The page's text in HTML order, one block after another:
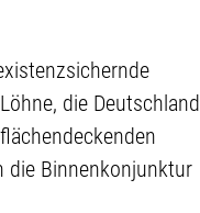
die Deutschland
die Binnenkonjunktur